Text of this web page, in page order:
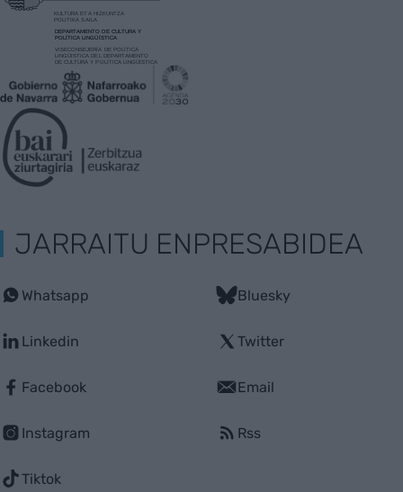
JARRAITU ENPRESABIDEA
Whatsapp
Linkedin
Facebook
Instagram
Tiktok
Bluesky
Twitter
Email
Rss